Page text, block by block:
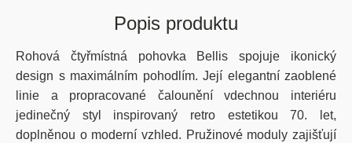
Popis produktu
Rohová čtyřmístná pohovka Bellis spojuje ikonický
design s maximálním pohodlím. Její elegantní zaoblené
linie a propracované čalounění vdechnou interiéru
jedinečný styl inspirovaný retro estetikou 70. let,
doplněnou o moderní vzhled. Pružinové moduly zajišťují